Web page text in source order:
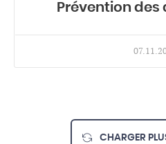
Prévention des
CHARGER